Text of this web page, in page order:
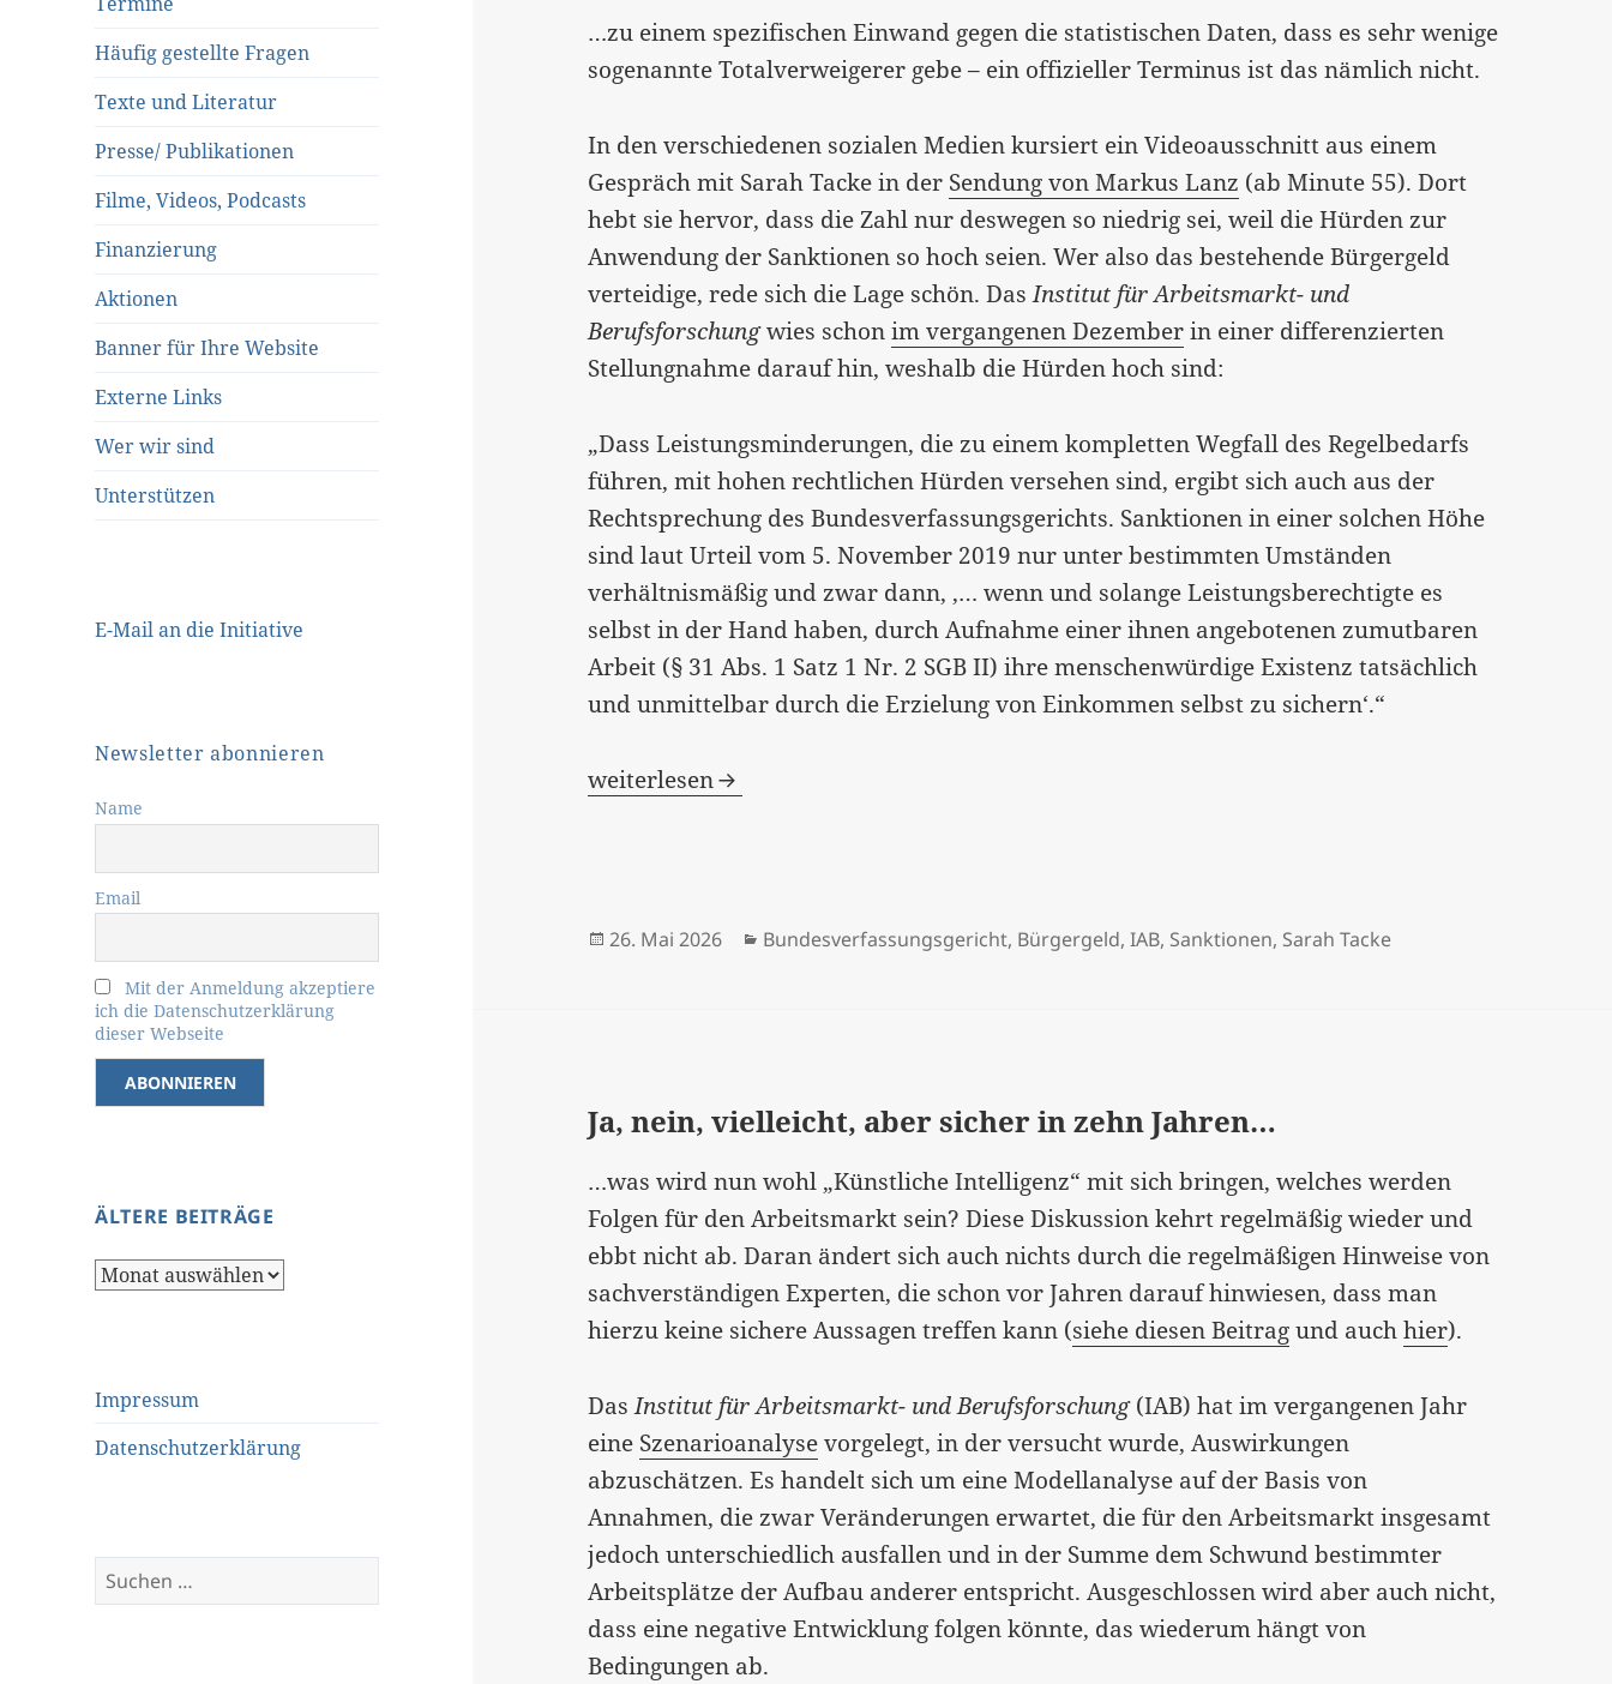
Häufig gestellte Fragen
Texte und Literatur
Presse/ Publikationen
Filme, Videos, Podcasts
Finanzierung
Aktionen
Banner für Ihre Website
Externe Links
Wer wir sind
Unterstützen
E-Mail an die Initiative
Newsletter abonnieren
Name
Email
Mit der Anmeldung akzeptiere
ich die Datenschutzerklärung
dieser Webseite
ÄLTERE BEITRÄGE
Ältere
Impressum
Datenschutzerklärung
Suchen
nach:
…zu einem spezifischen Einwand gegen die statistischen Daten, dass es sehr wenige
sogenannte Totalverweigerer gebe – ein offizieller Terminus ist das nämlich nicht.
In den verschiedenen sozialen Medien kursiert ein Videoausschnitt aus einem
Gespräch mit Sarah Tacke in der Sendung von Markus Lanz (ab Minute 55). Dort
hebt sie hervor, dass die Zahl nur deswegen so niedrig sei, weil die Hürden zur
Anwendung der Sanktionen so hoch seien. Wer also das bestehende Bürgergeld
verteidige, rede sich die Lage schön. DasInstitut für Arbeitsmarkt- und
Berufsforschungwies schonim vergangenen Dezemberin einer differenzierten
Stellungnahme darauf hin, weshalb die Hürden hoch sind:
„Dass Leistungsminderungen, die zu einem kompletten Wegfall des Regelbedarfs
führen, mit hohen rechtlichen Hürden versehen sind, ergibt sich auch aus der
Rechtsprechung des Bundesverfassungsgerichts. Sanktionen in einer solchen Höhe
sind laut Urteil vom 5. November 2019 nur unter bestimmten Umständen
verhältnismäßig und zwar dann, ‚… wenn und solange Leistungsberechtigte es
selbst in der Hand haben, durch Aufnahme einer ihnen angebotenen zumutbaren
Arbeit (§ 31 Abs. 1 Satz 1 Nr. 2 SGB II) ihre menschenwürdige Existenz tatsächlich
und unmittelbar durch die Erzielung von Einkommen selbst zu sichern‘.“
„Leben ohne Leistung?“ – ein Nachtrag…
weiterlesen
Veröffentlicht
26. Mai 2026 Kategorien
Bundesverfassungsgericht, Bürgergeld,IAB, Sanktionen, Sarah Tacke
Ja, nein, vielleicht, aber sicher in zehn Jahren…
…was wird nun wohl „Künstliche Intelligenz“ mit sich bringen, welches werden
Folgen für den Arbeitsmarkt sein? Diese Diskussion kehrt regelmäßig wieder und
ebbt nicht ab. Daran ändert sich auch nichts durch die regelmäßigen Hinweise von
sachverständigen Experten, die schon vor Jahren darauf hinwiesen, dass man
hierzu keine sichere Aussagen treffen kann (siehe diesen Beitragund auchhier).
DasInstitut für Arbeitsmarkt- und Berufsforschung(IAB) hat im vergangenen Jahr
eine Szenarioanalysevorgelegt, in der versucht wurde, Auswirkungen
abzuschätzen. Es handelt sich um eine Modellanalyse auf der Basis von
Annahmen, die zwar Veränderungen erwartet, die für den Arbeitsmarkt insgesamt
jedoch unterschiedlich ausfallen und in der Summe dem Schwund bestimmter
Arbeitsplätze der Aufbau anderer entspricht. Ausgeschlossen wird aber auch nicht,
dass eine negative Entwicklung folgen könnte, das wiederum hängt von
Bedingungen ab.